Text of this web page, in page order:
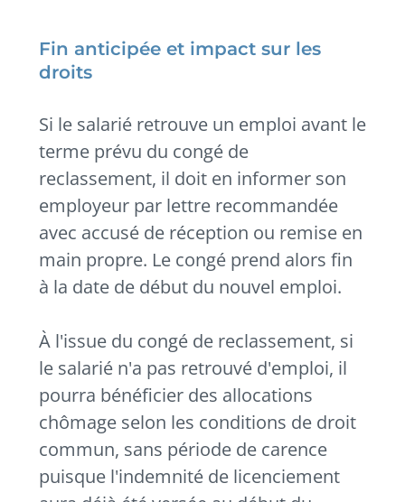
Fin anticipée et impact sur les
droits
Si le salarié retrouve un emploi avant le
terme prévu du congé de
reclassement, il doit en informer son
employeur par lettre recommandée
avec accusé de réception ou remise en
main propre. Le congé prend alors fin
à la date de début du nouvel emploi.
À l'issue du congé de reclassement, si
le salarié n'a pas retrouvé d'emploi, il
pourra bénéficier des allocations
chômage selon les conditions de droit
commun, sans période de carence
puisque l'indemnité de licenciement